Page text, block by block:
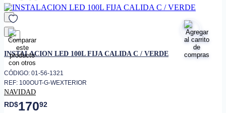
favorito
INSTALACION LED 100L FIJA CALIDA C / VERDE
CÓDIGO: 01-56-1321
REF: 100OUT-G-WEXTERIOR
NAVIDAD
RD$17092